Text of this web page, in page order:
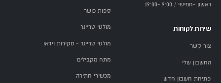
ראשון -חמישי / 9:00 -19:00
שירות לקוחות
צור קשר
החשבון שלי
פתיחת חשבון חדש
ספות כושר
מולטי טריינר
מולטי טריינר - סקירות וידאו
מתח מקבילים
מכשירי חתירה